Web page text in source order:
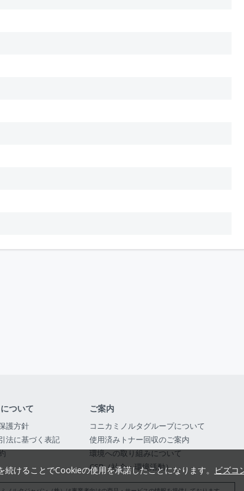
ついて
護方針
法に基づく表記
ご案内
コニカミノルタグループについて
使用済みトナー回収のご案内
環境への取り組みについて
CSR（社会・環境活動）
けることでCookieの使用を承諾したことになります。 ビズコ